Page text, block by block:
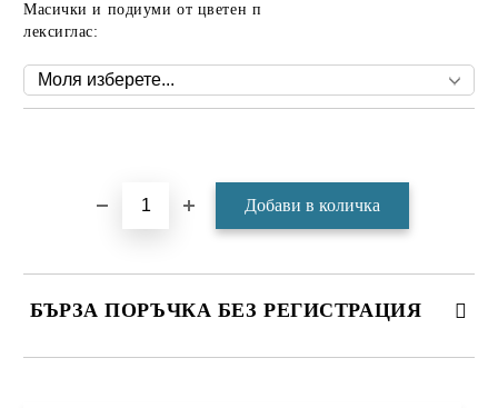
Масички и подиуми от цветен п
лексиглас:
БЪРЗА ПОРЪЧКА БЕЗ РЕГИСТРАЦИЯ